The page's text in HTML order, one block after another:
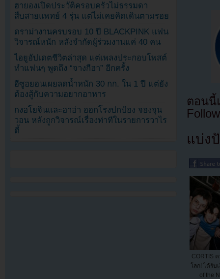
ตอนนี้
แบ่ง
CORTIS
โลก! ได้รับ
of the
ฮายองเปิดประวัติครอบครัวไม่ธรรมดา
สืบสายแพทย์ 4 รุ่น แต่ไม่เคยคิดเดินตามรอย
ดราม่างานครบรอบ 10 ปี BLACKPINK แฟน
วิจารณ์หนัก หลังจำกัดผู้ร่วมงานแค่ 40 คน
ไอยูอัปเดตชีวิตล่าสุด แต่เพลงประกอบโพสต์
ทำแฟนๆ พูดถึง “จางกีฮา” อีกครั้ง
อีซูฮยอนเผยลดน้ำหนัก 30 กก. ใน 1 ปี แต่ยัง
ต้องสู้กับความอยากอาหาร
กงฮโยจินและฮาฮ่า ออกโรงปกป้อง จองจุน
วอน หลังถูกวิจารณ์เรื่องท่าทีในรายการวาไร
ตี้